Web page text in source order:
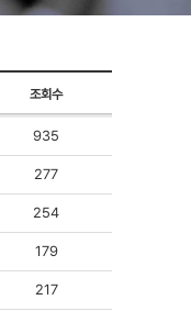
조회수
935
277
254
179
217